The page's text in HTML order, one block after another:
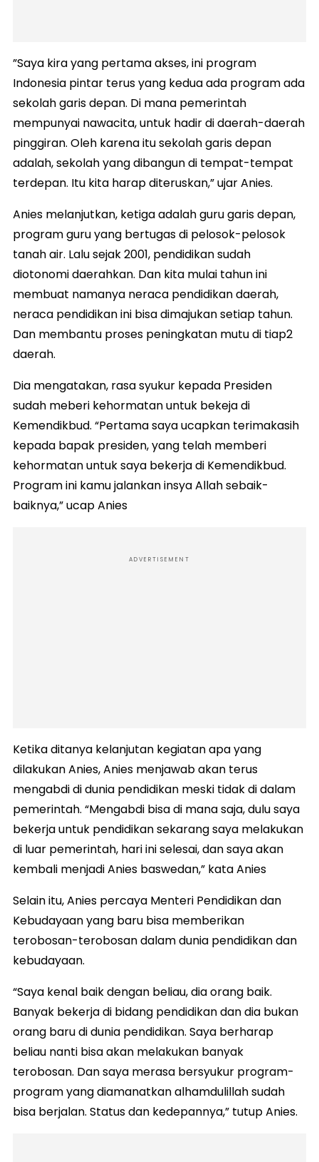
‎”Saya kira yang pertama akses, ini program
Indonesia pintar terus yang kedua ada program ada
sekolah garis depan. Di mana pemerintah
mempunyai nawacita, untuk hadir di daerah-daerah
pinggiran. Oleh karena itu sekolah garis depan
adalah, sekolah yang dibangun di tempat-tempat
terdepan. Itu kita harap diteruskan,” ujar Anies.
Anies melanjutkan, ketiga adalah guru garis depan,
program guru yang bertugas di pelosok-pelosok
tanah air. Lalu sejak 2001, pendidikan sudah
diotonomi daerahkan. Dan kita mulai tahun ini
membuat namanya neraca pendidikan daerah,
‎neraca pendidikan ini bisa dimajukan setiap tahun.
Dan membantu proses peningkatan mutu di tiap2
daerah.
Dia mengatakan, rasa syukur kepada Presiden
sudah meberi kehormatan untuk bekeja di
Kemendikbud. “‎Pertama saya ucapkan terimakasih
kepada bapak presiden, yang telah memberi
kehormatan untuk saya bekerja di Kemendikbud.
Program ini kamu jalankan insya Allah sebaik-
baiknya,” ucap Anies
ADVERTISEMENT
Ketika ditanya kelanjutan kegiatan apa yang
dilakukan Anies, Anies menjawab akan terus
mengabdi di dunia pendidikan meski tidak di dalam
pemerintah. “Mengabdi bisa di mana saja, dulu saya
bekerja untuk pendidikan sekarang saya melakukan
di luar pemerintah, ‎hari ini selesai, dan saya akan
kembali menjadi Anies baswedan,” kata Anies
Selain itu, Anies percaya Menteri Pendidikan dan
Kebudayaan yang baru bisa memberikan
terobosan-terobosan dalam dunia pendidikan dan
kebudayaan.
“Saya kenal baik dengan beliau, dia orang baik.
Banyak bekerja di bidang pendidikan dan dia bukan
orang baru di dunia pendidikan. Saya berharap
beliau nanti bisa akan melakukan banyak
terobosan. Dan saya merasa bersyukur program-
program yang diamanatkan alhamdulillah sudah
bisa berjalan. Status dan kedepannya,” tutup Anies.